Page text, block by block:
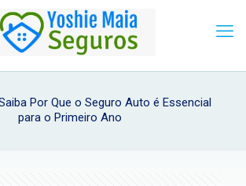
Por Que o Seguro Auto é Essencial
para o Primeiro Ano